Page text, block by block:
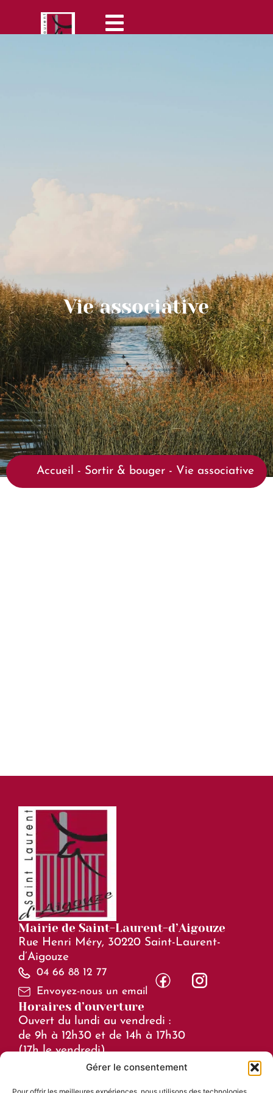
Gérer le consentement
Vie associative
Accueil - Sortir & bouger - Vie associative
Mairie de Saint-Laurent-d’Aigouze
Rue Henri Méry, 30220 Saint-Laurent-
d’Aigouze
04 66 88 12 77
Envoyez-nous un email
Horaires d’ouverture
Ouvert du lundi au vendredi :
de 9h à 12h30 et de 14h à 17h30
(17h le vendredi)